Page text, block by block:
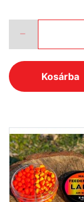
Kosárba